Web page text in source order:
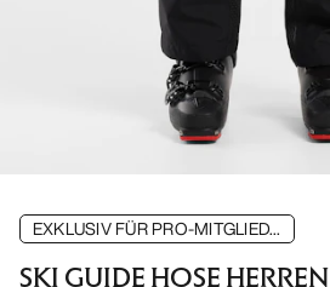
EXKLUSIV FÜR PRO-MITGLIED...
SKI GUIDE HOSE HERREN